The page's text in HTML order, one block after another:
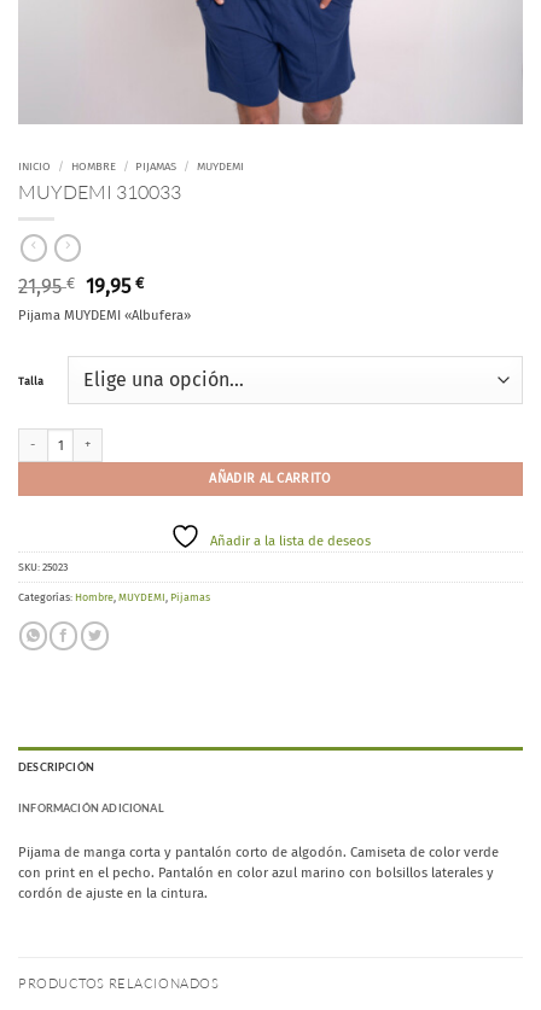
INICIO / HOMBRE / PIJAMAS / MUYDEMI
MUYDEMI 310033
21,95€ El
precio
original
21,95 €.
19,95€El
precio
actual
19,95 €.
Pijama MUYDEMI «Albufera»
Talla
AÑADIR AL CARRITO
Añadir a la lista de deseos
SKU: 25023
Categorías: Hombre MUYDEMI Pijamas
DESCRIPCIÓN
INFORMACIÓN ADICIONAL
Pijama de manga corta y pantalón corto de algodón. Camiseta de color verde
con print en el pecho. Pantalón en color azul marino con bolsillos laterales y
cordón de ajuste en la cintura.
PRODUCTOS RELACIONADOS